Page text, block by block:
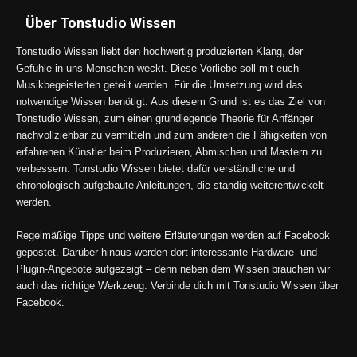
Über Tonstudio Wissen
Tonstudio Wissen liebt den hochwertig produzierten Klang, der
Gefühle in uns Menschen weckt. Diese Vorliebe soll mit euch
Musikbegeisterten geteilt werden. Für die Umsetzung wird das
notwendige Wissen benötigt. Aus diesem Grund ist es das Ziel von
Tonstudio Wissen, zum einen grundlegende Theorie für Anfänger
nachvollziehbar zu vermitteln und zum anderen die Fähigkeiten von
erfahrenen Künstler beim Produzieren, Abmischen und Mastern zu
verbessern. Tonstudio Wissen bietet dafür verständliche und
chronologisch aufgebaute Anleitungen, die ständig weiterentwickelt
werden.
Regelmäßige Tipps und weitere Erläuterungen werden auf Facebook
gepostet. Darüber hinaus werden dort interessante Hardware- und
Plugin-Angebote aufgezeigt – denn neben dem Wissen brauchen wir
auch das richtige Werkzeug. Verbinde dich mit Tonstudio Wissen über
Facebook.